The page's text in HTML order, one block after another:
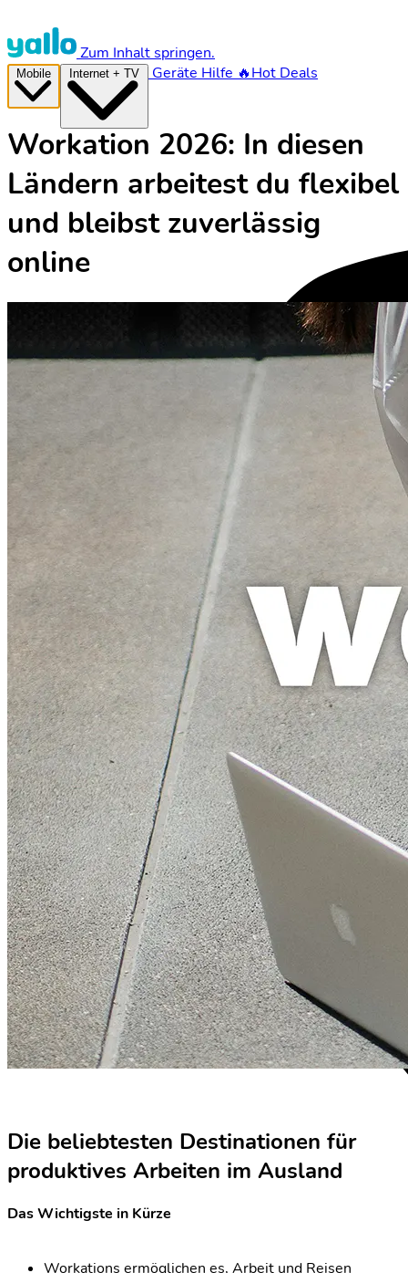
Zum Inhalt springen.
Geräte Hilfe 🔥Hot Deals
Workation 2026: In diesen
Ländern arbeitest du flexibel
und bleibst zuverlässig
online
Die beliebtesten Destinationen für
produktives Arbeiten im Ausland
Das Wichtigste in Kürze
Workations ermöglichen es, Arbeit und Reisen